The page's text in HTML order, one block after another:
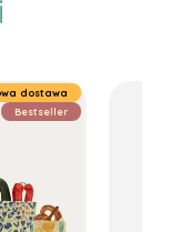
dostawa
Bestseller